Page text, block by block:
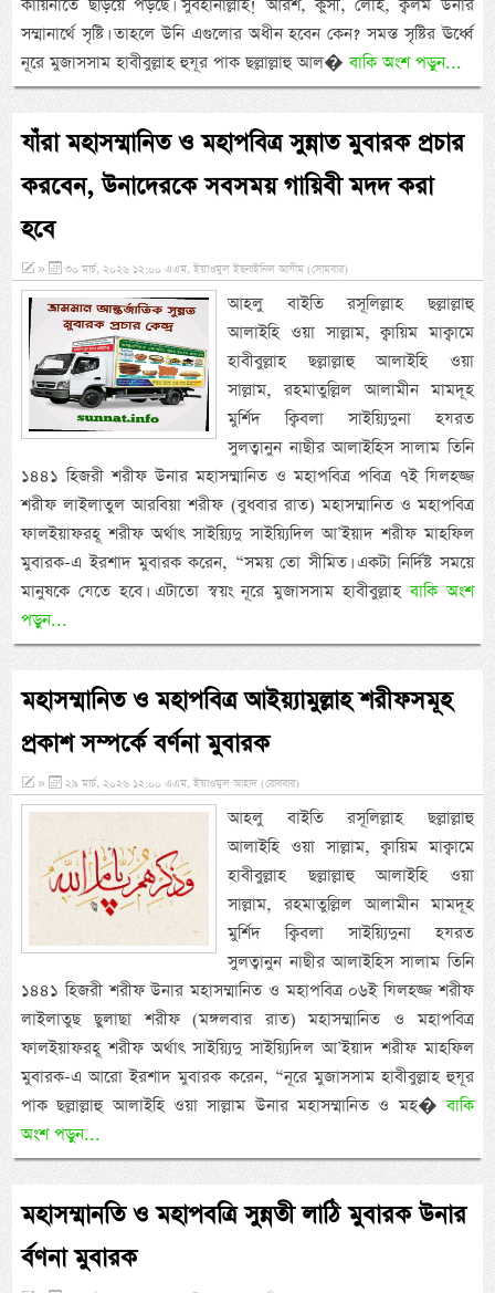
কায়িনাতে ছড়িয়ে পড়ছে। সুবহানাল্লাহ! আরশ, কুর্সী, লৌহ, ক্বলম উনার
সম্মানার্থে সৃষ্টি। তাহলে উনি এগুলোর অধীন হবেন কেন? সমস্ত সৃষ্টির ঊর্ধ্বে
নূরে মুজাসসাম হাবীবুল্লাহ হুযূর পাক ছল্লাল্লাহু আল�বাকি অংশ পড়ুন...
যাঁরা মহাসম্মানিত ও মহাপবিত্র সুন্নাত মুবারক প্রচার
করবেন, উনাদেরকে সবসময় গায়িবী মদদ করা
হবে
» ৩০ মার্চ, ২০২৬ ১২:০০ এএম, ইয়াওমুল ইছনাইনিল আযীম (সোমবার)
আহলু বাইতি রসূলিল্লাহ ছল্লাল্লাহু
আলাইহি ওয়া সাল্লাম, ক্বায়িম মাক্বামে
হাবীবুল্লাহ ছল্লাল্লাহু আলাইহি ওয়া
সাল্লাম, রহমাতুল্লিল আলামীন মামদূহ
মুর্শিদ ক্বিবলা সাইয়্যিদুনা হযরত
সুলত্বানুন নাছীর আলাইহিস সালাম তিনি
১৪৪১ হিজরী শরীফ উনার মহাসম্মানিত ও মহাপবিত্র পবিত্র ৭ই যিলহজ্জ
শরীফ লাইলাতুল আরবিয়া শরীফ (বুধবার রাত) মহাসম্মানিত ও মহাপবিত্র
ফালইয়াফরহূ শরীফ অর্থাৎ সাইয়্যিদু সাইয়্যিদিল আ’ইয়াদ শরীফ মাহফিল
মুবারক-এ ইরশাদ মুবারক করেন, “সময় তো সীমিত। একটা নির্দিষ্ট সময়ে
মানুষকে যেতে হবে। এটাতো স্বয়ং নূরে মুজাসসাম হাবীবুল্লাহবাকি অংশ
পড়ুন...
মহাসম্মানিত ও মহাপবিত্র আইয়্যামুল্লাহ শরীফসমূহ
প্রকাশ সম্পর্কে বর্ণনা মুবারক
» ২৯ মার্চ, ২০২৬ ১২:০০ এএম, ইয়াওমুল আহাদ (রোববার)
আহলু বাইতি রসূলিল্লাহ ছল্লাল্লাহু
আলাইহি ওয়া সাল্লাম, ক্বায়িম মাক্বামে
হাবীবুল্লাহ ছল্লাল্লাহু আলাইহি ওয়া
সাল্লাম, রহমাতুল্লিল আলামীন মামদূহ
মুর্শিদ ক্বিবলা সাইয়্যিদুনা হযরত
সুলত্বানুন নাছীর আলাইহিস সালাম তিনি
১৪৪১ হিজরী শরীফ উনার মহাসম্মানিত ও মহাপবিত্র ০৬ই যিলহজ্জ শরীফ
লাইলাতুছ ছুলাছা শরীফ (মঙ্গলবার রাত) মহাসম্মানিত ও মহাপবিত্র
ফালইয়াফরহূ শরীফ অর্থাৎ সাইয়্যিদু সাইয়্যিদিল আ’ইয়াদ শরীফ মাহফিল
মুবারক-এ আরো ইরশাদ মুবারক করেন, “নূরে মুজাসসাম হাবীবুল্লাহ হুযূর
পাক ছল্লাল্লাহু আলাইহি ওয়া সাল্লাম উনার মহাসম্মানিত ও মহ�বাকি
অংশ পড়ুন...
মহাসম্মানতি ও মহাপবত্রি সুন্নতী লাঠি মুবারক উনার
র্বণনা মুবারক